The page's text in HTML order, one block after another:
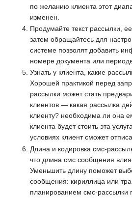
по желанию клиента этот
изменен.
Продумайте текст рассылки,
затем обращайтесь для
системе позволят добавить
номере документа или
Узнать у клиента, какие
Хорошей практикой перед
рассылки может стать
клиентов — какая рассылка
клиенту? необходима ли она
клиента будет стоить эта
условиях клиент сможет
Длина и кодировка смс-
что длина смс сообщения
Уменьшить длину поможет
сообщения: кириллица или
планированием смс-рассылки